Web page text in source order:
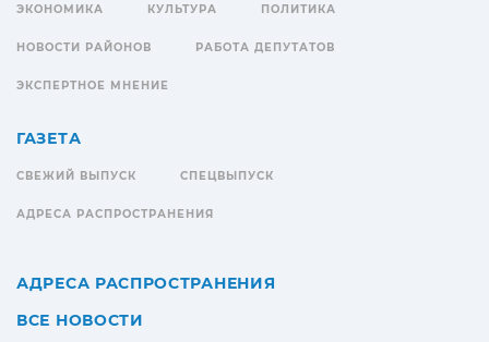
ЭКОНОМИКА КУЛЬТУРА ПОЛИТИКА
НОВОСТИ РАЙОНОВ РАБОТА ДЕПУТАТОВ
ЭКСПЕРТНОЕ МНЕНИЕ
ГАЗЕТА
СВЕЖИЙ ВЫПУСК СПЕЦВЫПУСК
АДРЕСА РАСПРОСТРАНЕНИЯ
АДРЕСА РАСПРОСТРАНЕНИЯ
ВСЕ НОВОСТИ